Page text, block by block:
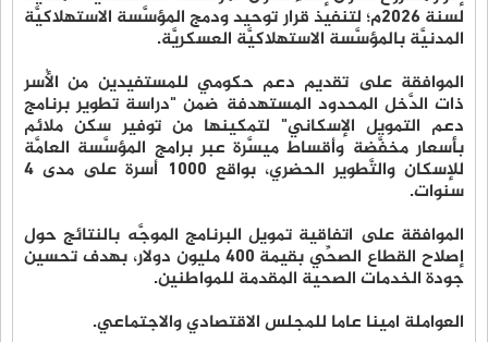
لسنة 2026م؛ لتنفيذ قرار توحيد ودمج المؤسَّسة الاستهلاكيَّة
المدنيَّة بالمؤسَّسة الاستهلاكيَّة العسكريَّة.
الموافقة على تقديم دعم حكومي للمستفيدين من الأُسر
ذات الدَّخل المحدود المستهدفة ضمن "دراسة تطوير برنامج
دعم التمويل الإسكاني" لتمكينها من توفير سكن ملائم
بأسعار مخفَّضة وأقساط ميسَّرة عبر برامج المؤسَّسة العامَّة
للإسكان والتَّطوير الحضري، بواقع 1000 أسرة على مدى 4
سنوات.
الموافقة على اتفاقية تمويل البرنامج الموجَّه بالنتائج حول
إصلاح القطاع الصحِّي بقيمة 400 مليون دولار، بهدف تحسين
جودة الخدمات الصحية المقدمة للمواطنين.
العواملة امينا عاما للمجلس الاقتصادي والاجتماعي.